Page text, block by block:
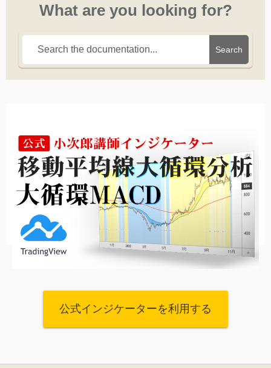
What are you looking for?
Search
公式インジケーターを利用する